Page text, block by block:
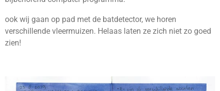
ook wij gaan op pad met de batdetector, we horen
verschillende vleermuizen. Helaas laten ze zich niet zo goed
zien!